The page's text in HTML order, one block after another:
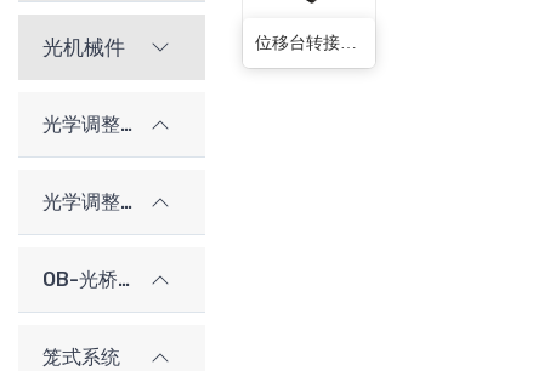
光机械件
光学调整架
光学调整架（老型号）
OB-光桥光学架构系统
笼式系统
位移台转接板(1种)